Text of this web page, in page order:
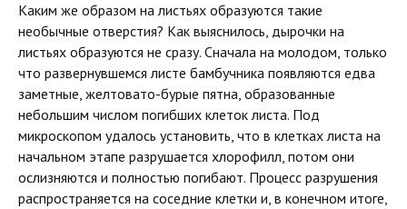
Каким же образом на листьях образуются такие
необычные отверстия? Как выяснилось, дырочки на
листьях образуются не сразу. Сначала на молодом, только
что развернувшемся листе бамбучника появляются едва
заметные, желтовато-бурые пятна, образованные
небольшим числом погибших клеток листа. Под
микроскопом удалось установить, что в клетках листа на
начальном этапе разрушается хлорофилл, потом они
ослизняются и полностью погибают. Процесс разрушения
распространяется на соседние клетки и, в конечном итоге,